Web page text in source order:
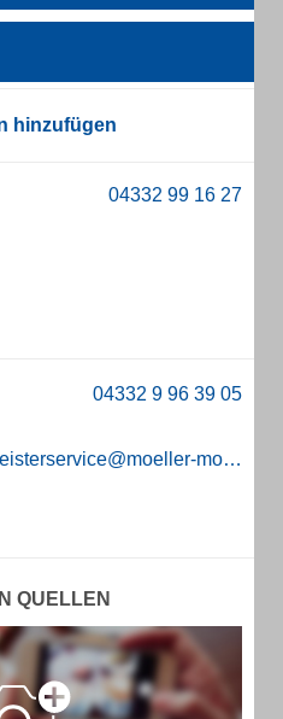
hinzufügen
hausmeisterservice@moeller-moin.de
QUELLEN